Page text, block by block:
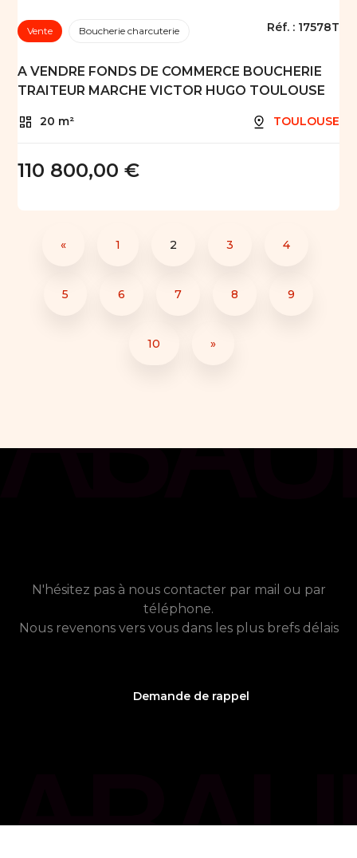
Vente Boucherie charcuterie Réf. : 17578T
A VENDRE FONDS DE COMMERCE BOUCHERIE
TRAITEUR MARCHE VICTOR HUGO TOULOUSE
20 m² TOULOUSE
110 800,00 €
« 1 2 3 4
5 6 7 8 9
10 »
N'hésitez pas à nous contacter par mail ou par
téléphone.
Nous revenons vers vous dans les plus brefs délais
Demande de rappel